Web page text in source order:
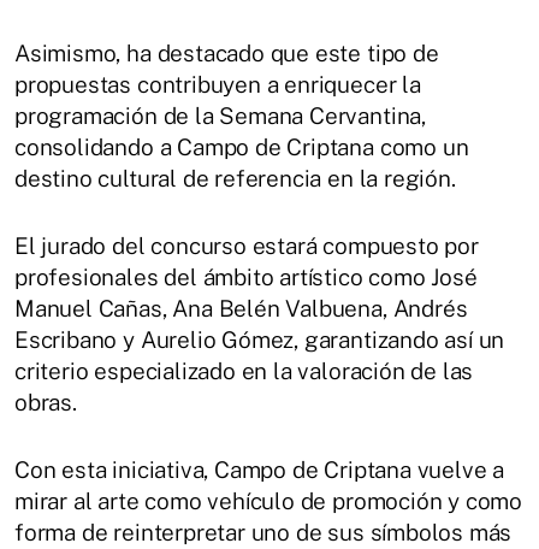
Asimismo, ha destacado que este tipo de
propuestas contribuyen a enriquecer la
programación de la Semana Cervantina,
consolidando a Campo de Criptana como un
destino cultural de referencia en la región.
El jurado del concurso estará compuesto por
profesionales del ámbito artístico como José
Manuel Cañas, Ana Belén Valbuena, Andrés
Escribano y Aurelio Gómez, garantizando así un
criterio especializado en la valoración de las
obras.
Con esta iniciativa, Campo de Criptana vuelve a
mirar al arte como vehículo de promoción y como
forma de reinterpretar uno de sus símbolos más